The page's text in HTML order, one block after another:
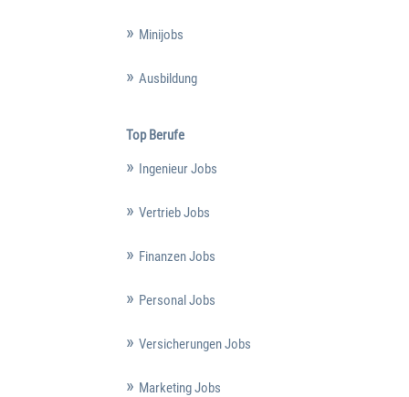
Minijobs
Ausbildung
Top Berufe
Ingenieur Jobs
Vertrieb Jobs
Finanzen Jobs
Personal Jobs
Versicherungen Jobs
Marketing Jobs